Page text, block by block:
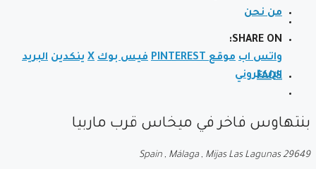
من نحن
FAQS
SHARE ON:
واتس اب موقع PINTEREST فيس بوك X ينكدين البريد
الإلكتروني
بنتهاوس فاخر في ميخاس قرب ماربيا
Spain , Málaga , Mijas Las Lagunas 29649